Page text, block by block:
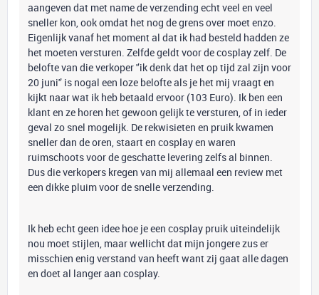
aangeven dat met name de verzending echt veel en veel
sneller kon, ook omdat het nog de grens over moet enzo.
Eigenlijk vanaf het moment al dat ik had besteld hadden ze
het moeten versturen. Zelfde geldt voor de cosplay zelf. De
belofte van die verkoper '’ik denk dat het op tijd zal zijn voor
20 juni'’ is nogal een loze belofte als je het mij vraagt en
kijkt naar wat ik heb betaald ervoor (103 Euro). Ik ben een
klant en ze horen het gewoon gelijk te versturen, of in ieder
geval zo snel mogelijk. De rekwisieten en pruik kwamen
sneller dan de oren, staart en cosplay en waren
ruimschoots voor de geschatte levering zelfs al binnen.
Dus die verkopers kregen van mij allemaal een review met
een dikke pluim voor de snelle verzending.
Ik heb echt geen idee hoe je een cosplay pruik uiteindelijk
nou moet stijlen, maar wellicht dat mijn jongere zus er
misschien enig verstand van heeft want zij gaat alle dagen
en doet al langer aan cosplay.